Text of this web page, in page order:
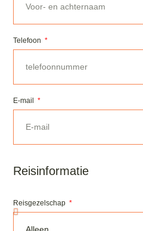
Telefoon
E-mail
Reisinformatie
Reisgezelschap